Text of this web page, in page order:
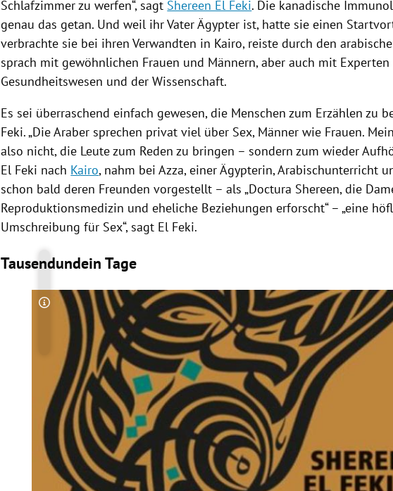
Schlafzimmer zu werfen“, sagt Shereen El Feki. Die kanadische
genau das getan. Und weil ihr Vater Ägypter ist, hatte sie einen
verbrachte sie bei ihren Verwandten in Kairo, reiste durch den
sprach mit gewöhnlichen Frauen und Männern, aber auch mit Experten
Gesundheitswesen und der Wissenschaft.
Es sei überraschend einfach gewesen, die Menschen zum Erzählen zu
Feki. „Die Araber sprechen privat viel über Sex, Männer wie Frauen.
also nicht, die Leute zum Reden zu bringen – sondern zum wieder
El Feki nach Kairo, nahm bei Azza, einer Ägypterin, Arabischunterricht
schon bald deren Freunden vorgestellt – als „Doctura Shereen, die
Reproduktionsmedizin und eheliche Beziehungen erforscht“ – „eine
Umschreibung für Sex“, sagt El Feki.
Tausendundein Tage
Copyright-Hinweis öffnen/schließen